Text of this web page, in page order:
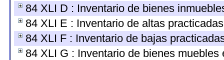
84 XLI D : Inventario de bienes
84 XLI E : Inventario de altas
84 XLI F : Inventario de bajas
84 XLI G : Inventario de bienes muebles